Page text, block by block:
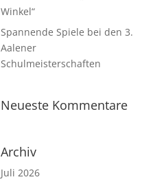
Winkel“
Spannende Spiele bei den 3.
Aalener
Schulmeisterschaften
Neueste Kommentare
Archiv
Juli 2026